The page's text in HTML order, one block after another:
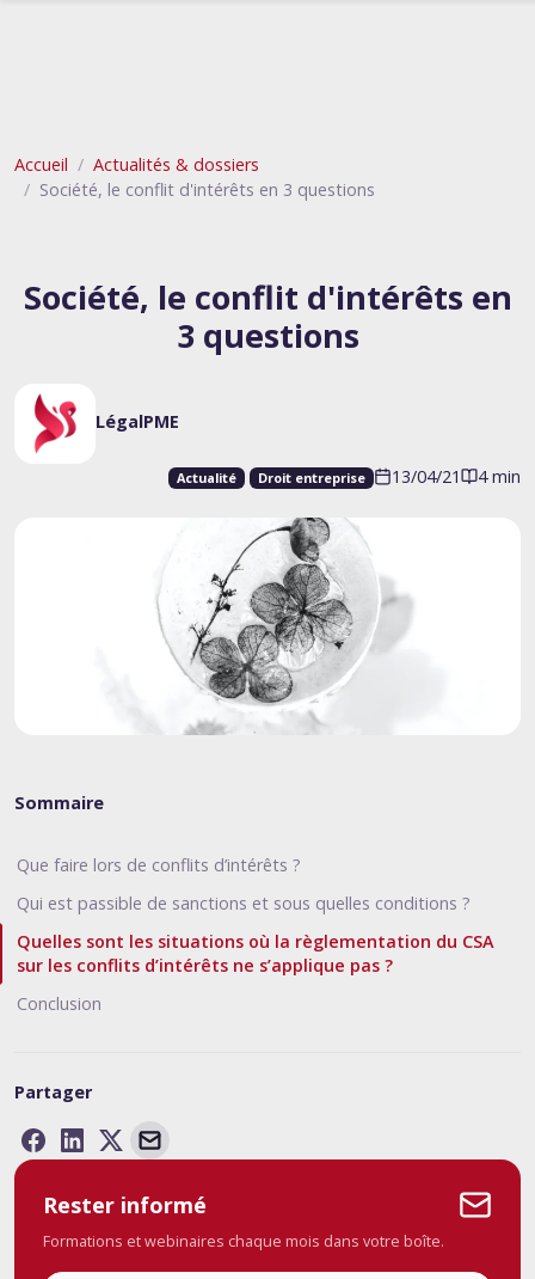
Accueil
Actualités & dossiers
Société, le conflit d'intérêts en 3 questions
Société, le conflit d'intérêts en
3 questions
LégalPME
Actualité Droit entreprise 13/04/21 4 min
Sommaire
Que faire lors de conflits d’intérêts ?
Qui est passible de sanctions et sous quelles conditions ?
Quelles sont les situations où la règlementation du CSA
sur les conflits d’intérêts ne s’applique pas ?
Conclusion
Partager
Rester informé
Formations et webinaires chaque mois dans votre boîte.